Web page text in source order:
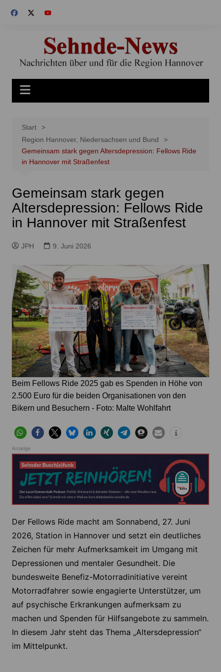
Inhalt
Start
Region Hannover, Niedersachsen und Bund
Gemeinsam stark gegen Altersdepression: Fellows Ride
in Hannover mit Straßenfest
Gemeinsam stark gegen
Altersdepression: Fellows Ride
in Hannover mit Straßenfest
JPH 9. Juni 2026
Beim Fellows Ride 2025 gab es Spenden in Höhe von
2.500 Euro für die beiden Organisationen von den
Bikern und Besuchern - Foto: Malte Wohlfahrt
Anzeige
Der Fellows Ride macht am Sonnabend, 27. Juni
2026, Station in Hannover und setzt ein deutliches
Zeichen für mehr Aufmerksamkeit im Umgang mit
Depressionen und mentaler Gesundheit. Die
bundesweite Benefiz-Motorradinitiative vereint
Motorradfahrer sowie engagierte Unterstützer, um
auf psychische Erkrankungen aufmerksam zu
machen und Spenden für Hilfsangebote zu sammeln.
In diesem Jahr steht das Thema „Altersdepression“
im Mittelpunkt.